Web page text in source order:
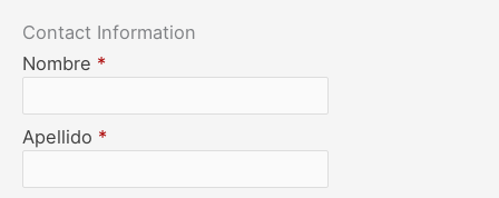
Contact Information
Nombre *
Apellido *